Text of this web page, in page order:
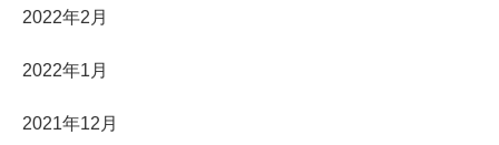
2022年2月
2022年1月
2021年12月